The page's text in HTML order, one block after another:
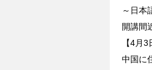
～日本
開講間
【4月3
中国に